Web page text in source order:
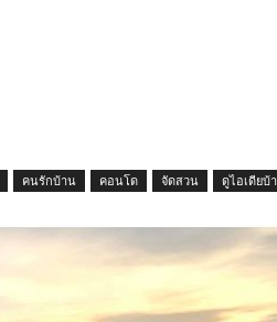
คนรักบ้าน คอนโด จัดสวน ดูไอเดียบ้